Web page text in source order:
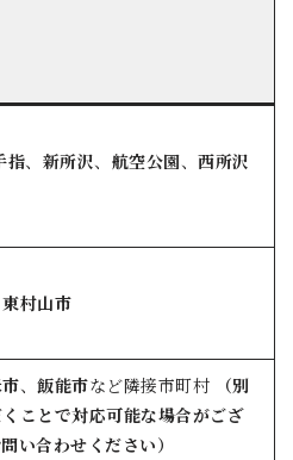
指、 新所沢、 航空公園、 西所沢
東村山市
、 飯能市など隣接市町村
（別
ことで対応可能な場合がござ
い合わせください）